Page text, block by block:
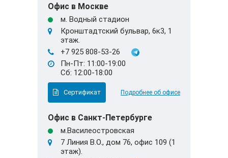
Офис в Москве
м. Водный стадион
Кронштадтский бульвар, 6к3, 1
этаж.
+7 925 808-53-26
Пн-Пт: 11:00-19:00
Сб: 12:00-18:00
Сертификат Подробнее об офисе
Офис в Санкт-Петербурге
м.Василеостровская
7 Линия В.О., дом 76, офис 109 (1
этаж).